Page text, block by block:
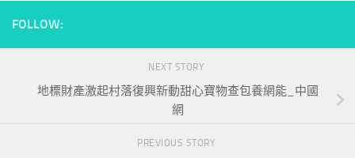
FOLLOW:
NEXT STORY
地標財產激起村落復興新動甜心寶物查包養網能_中國
網
PREVIOUS STORY